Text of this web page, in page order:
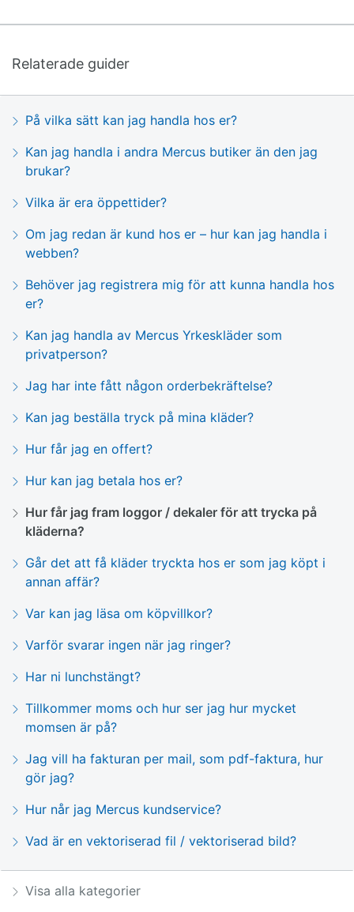
Relaterade guider
På vilka sätt kan jag handla hos er?
Kan jag handla i andra Mercus butiker än den jag
brukar?
Vilka är era öppettider?
Om jag redan är kund hos er – hur kan jag handla i
webben?
Behöver jag registrera mig för att kunna handla hos
er?
Kan jag handla av Mercus Yrkeskläder som
privatperson?
Jag har inte fått någon orderbekräftelse?
Kan jag beställa tryck på mina kläder?
Hur får jag en offert?
Hur kan jag betala hos er?
Hur får jag fram loggor / dekaler för att trycka på
kläderna?
Går det att få kläder tryckta hos er som jag köpt i
annan affär?
Var kan jag läsa om köpvillkor?
Varför svarar ingen när jag ringer?
Har ni lunchstängt?
Tillkommer moms och hur ser jag hur mycket
momsen är på?
Jag vill ha fakturan per mail, som pdf-faktura, hur
gör jag?
Hur når jag Mercus kundservice?
Vad är en vektoriserad fil / vektoriserad bild?
Visa alla kategorier